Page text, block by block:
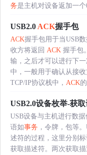
务是主机对设备返加一
USB2.0 ACK握手包
ACK握手包用于当USB
收方将返回 ACK 握手包
输，之后才可以进行下一
中，一般用于确认从接
TCP/IP协议栈中， ACK
USB2.0设备枚举-获
USB设备与主机进行数
语如事务 ，令牌，包等
述符的过程，这里分别
获取描述符。两次获取